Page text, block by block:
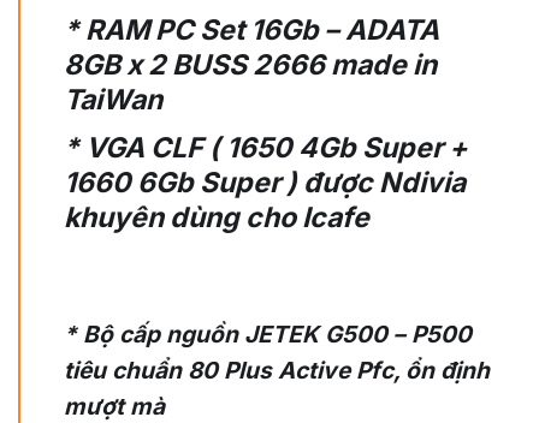
* RAM PC Set 16Gb – ADATA
8GB x 2 BUSS 2666 made in
TaiWan
* VGA CLF ( 1650 4Gb Super +
1660 6Gb Super ) được Ndivia
khuyên dùng cho Icafe
* Bộ cấp nguồn JETEK G500 – P500
tiêu chuẩn 80 Plus Active Pfc, ổn định
mượt mà